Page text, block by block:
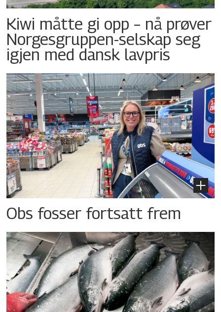
Kiwi måtte gi opp – nå prøver
Norgesgruppen-selskap seg
igjen med dansk lavpris
Obs fosser fortsatt frem